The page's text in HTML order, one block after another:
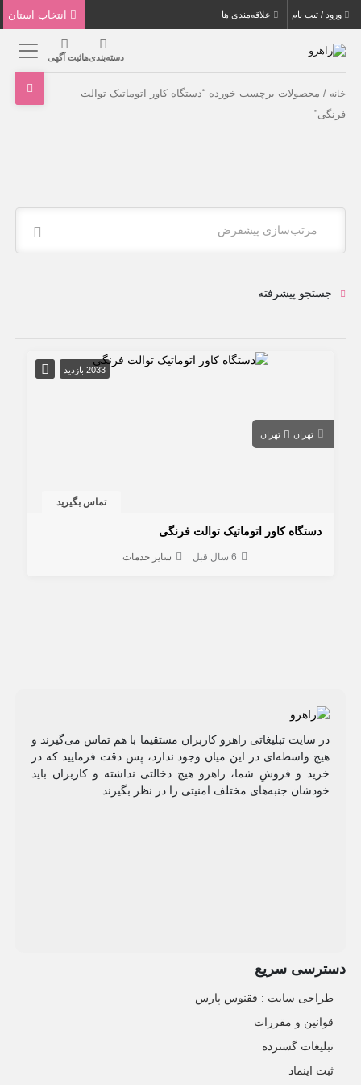
ورود / ثبت نام علاقه‌مندی ها
دسته‌بندی‌هاثبت آگهی
خانه / محصولات برچسب خورده “دستگاه کاور اتوماتیک توالت
فرنگی”
مرتب‌سازی پیشفرض
جستجو پیشرفته
2033 بازدید
تهران تهران
تماس بگیرید
دستگاه کاور اتوماتیک توالت فرنگی
6 سال قبل سایر خدمات
در سایت تبلیغاتی راهرو کاربران مستقیما با هم تماس می‌گیرند و
هیچ واسطه‌ای در این میان وجود ندارد، پس دقت فرمایید که در
خرید و فروشِ شما، راهرو هیچ دخالتی نداشته و کاربران باید
خودشان جنبه‌های مختلف امنیتی را در نظر بگیرند.
دسترسی سریع
طراحی سایت :‌ ققنوس پارس
قوانین و مقررات
تبلیغات گسترده
ثبت اینماد